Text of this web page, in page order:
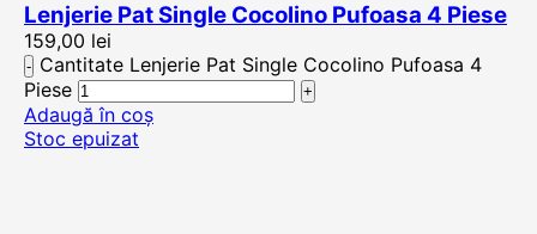
Lenjerie Pat Single Cocolino Pufoasa 4 Piese
159,00 lei
Cantitate Lenjerie Pat Single Cocolino Pufoasa 4
Piese
Adaugă în coș
Stoc epuizat